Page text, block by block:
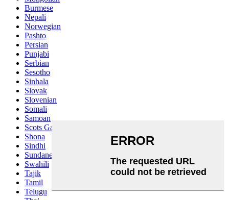
Burmese
Nepali
Norwegian
Pashto
Persian
Punjabi
Serbian
Sesotho
Sinhala
Slovak
Slovenian
Somali
Samoan
Scots Gaelic
Shona
Sindhi
Sundanese
Swahili
Tajik
Tamil
Telugu